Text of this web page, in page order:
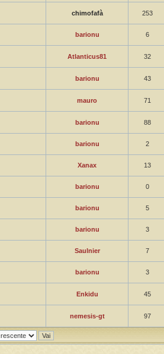
chimofafà 253
barionu 6
Atlanticus81 32
barionu 43
mauro 71
barionu 88
barionu 2
Xanax 13
barionu 0
barionu 5
barionu 3
Saulnier 7
barionu 3
Enkidu 45
nemesis-gt 97